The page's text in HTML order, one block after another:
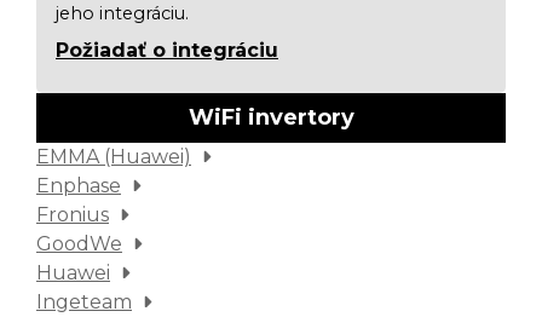
jeho integráciu.
Požiadať o integráciu
WiFi invertory
EMMA (Huawei)
Enphase
Fronius
GoodWe
Huawei
Ingeteam